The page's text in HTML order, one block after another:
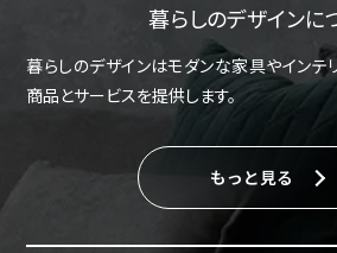
暮らしのデザインに
暮らしのデザインはモダンな家具やイン
商品とサービスを提供します。
もっと見る